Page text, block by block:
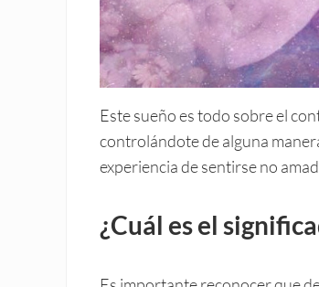
Este sueño es todo sobre el
controlándote de alguna
experiencia de sentirse no
¿Cuál es el